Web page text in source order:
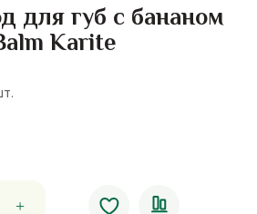
для губ с бананом
Karite